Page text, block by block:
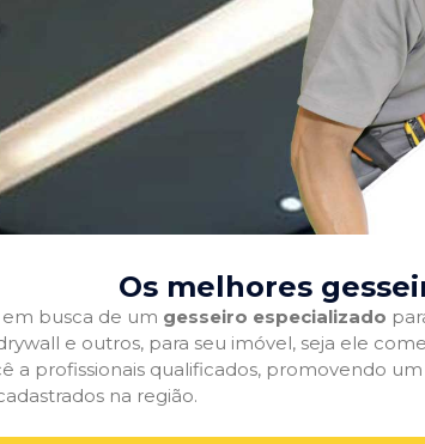
Os melhores
busca de um gesseiro especializado
e outros, para seu imóvel, seja ele
a profissionais qualificados, promovendo
na região.